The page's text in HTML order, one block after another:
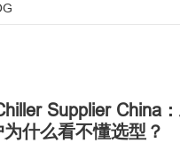
Supplier China
什么看不懂选型？